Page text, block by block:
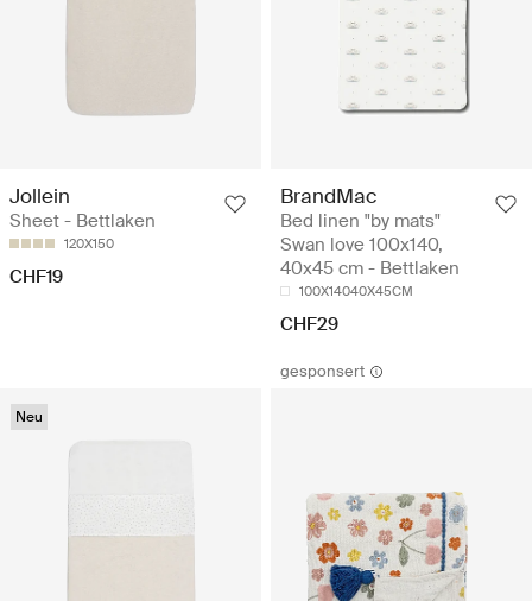
Jollein
Sheet - Bettlaken
120X150
CHF19
BrandMac
Bed linen "by mats"
Swan love 100x140,
40x45 cm - Bettlaken
100X14040X45CM
CHF29
Neu
gesponsert